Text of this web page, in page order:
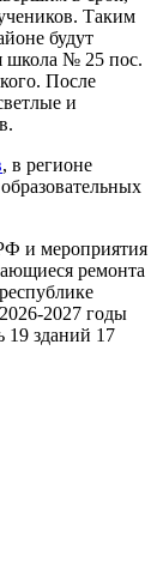
Таким
будут
школа № 25 пос.
После
и
, в регионе
и мероприятия
ремонта
2027 годы
19 зданий 17